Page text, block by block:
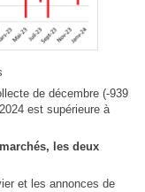
de décembre (-939
est supérieure à
les deux
et les annonces de